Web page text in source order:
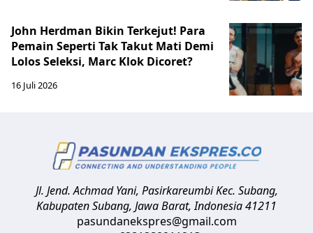
John Herdman Bikin Terkejut! Para
Pemain Seperti Tak Takut Mati Demi
Lolos Seleksi, Marc Klok Dicoret?
16 Juli 2026
Jl. Jend. Achmad Yani, Pasirkareumbi Kec. Subang,
Kabupaten Subang, Jawa Barat,Indonesia41211
pasundanekspres@gmail.com